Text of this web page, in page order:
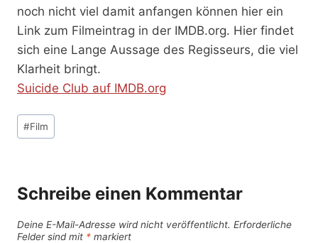
noch nicht viel damit anfangen können hier ein
Link zum Filmeintrag in der IMDB.org. Hier findet
sich eine Lange Aussage des Regisseurs, die viel
Klarheit bringt.
Suicide Club auf IMDB.org
Schlagworte:
#Film
Schreibe einen Kommentar
Deine E-Mail-Adresse wird nicht veröffentlicht. Erforderliche
Felder sind mit * markiert